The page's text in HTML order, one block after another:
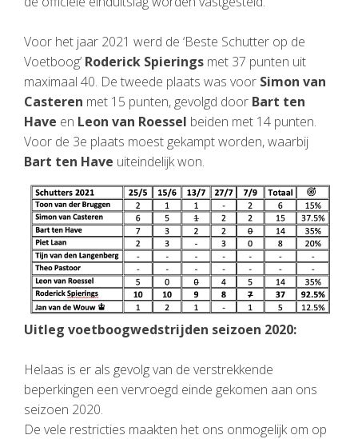
Voor het jaar 2021 werd de ‘Beste Schutter op de
Voetboog’ Roderick Spierings met 37 punten uit
maximaal 40. De tweede plaats was voor Simon van
Casteren met 15 punten, gevolgd door Bart ten
Have en Leon van Roessel beiden met 14 punten.
Voor de 3e plaats moest gekampt worden, waarbij
Bart ten Have uiteindelijk won.
Uitleg voetboogwedstrijden seizoen 2020:
Helaas is er als gevolg van de verstrekkende
beperkingen een vervroegd einde gekomen aan ons
seizoen 2020.
De vele restricties maakten het ons onmogelijk om op